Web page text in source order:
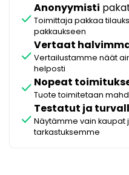
check
Anonyymisti
Toimittaja pakkaa
pakkaukseen
check
Vertaat
Vertailustamme näät
helposti
check Nopeat
Tuote toimitetaan
check
Testatut ja
Näytämme vain kaupat
tarkastuksemme